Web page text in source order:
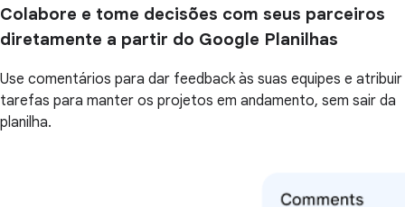
Colabore e tome decisões com seus parceiros
diretamente a partir do Google Planilhas
Use comentários para dar feedback às suas equipes e atribuir
tarefas para manter os projetos em andamento, sem sair da
planilha.